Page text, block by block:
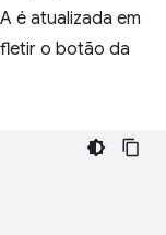
é atualizada em
o botão da